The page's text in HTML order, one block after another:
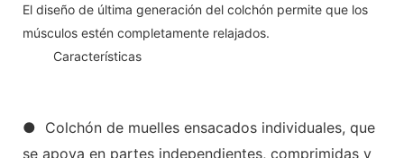
El diseño de última generación del colchón permite que los
músculos estén completamente relajados.
Características
● Colchón de muelles ensacados individuales, que
se apoya en partes independientes, comprimidas y